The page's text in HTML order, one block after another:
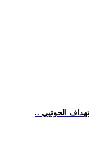
الحوثيي